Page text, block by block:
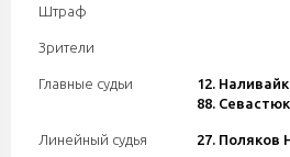
Штраф
Зрители
Главные судьи
12.
88.
Линейный судья 27. Поляков